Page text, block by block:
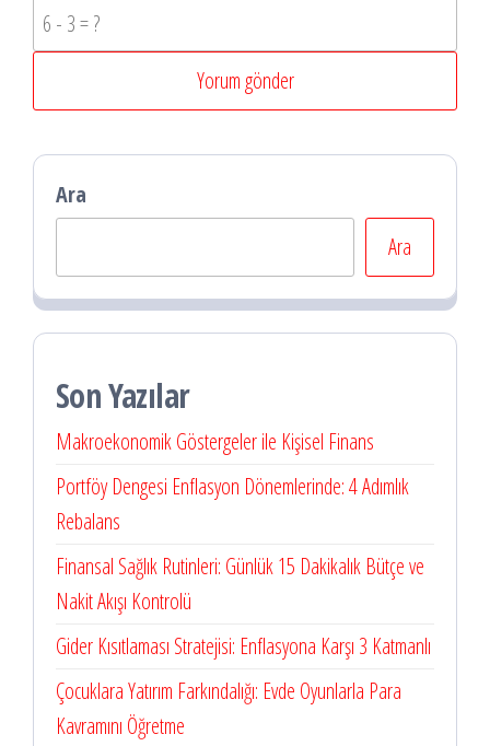
Ara
Ara
Son Yazılar
Makroekonomik Göstergeler ile Kişisel Finans
Portföy Dengesi Enflasyon Dönemlerinde: 4 Adımlık
Rebalans
Finansal Sağlık Rutinleri: Günlük 15 Dakikalık Bütçe ve
Nakit Akışı Kontrolü
Gider Kısıtlaması Stratejisi: Enflasyona Karşı 3 Katmanlı
Çocuklara Yatırım Farkındalığı: Evde Oyunlarla Para
Kavramını Öğretme